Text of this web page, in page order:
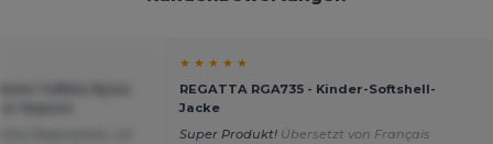
★ ★ ★ ★ ★
REGATTA RGA735 - Kinder-Softshell-
Jacke
Super Produkt! Übersetzt von Français